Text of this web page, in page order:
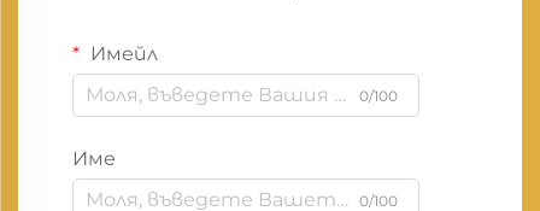
Имейл
0/100
Име
0/100